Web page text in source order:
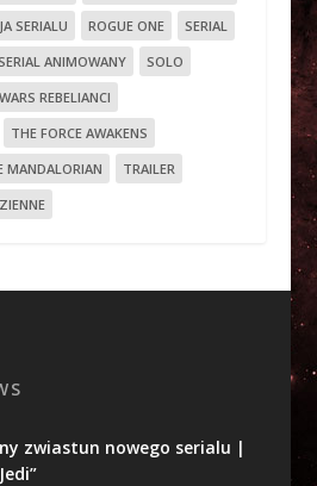
SERIALU ROGUE ONE
SERIAL
ANIMOWANY
SOLO
REBELIANCI
THE FORCE AWAKENS
MANDALORIAN
TRAILER
zwiastun nowego serialu |